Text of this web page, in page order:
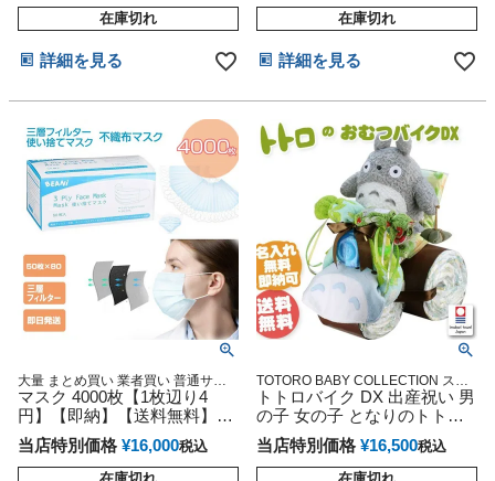
在庫切れ
詳細を見る
在庫切れ
詳細を見る
大量 まとめ買い 業者買い 普通サイ
ズ 大人 ますく mask PM2.5
マスク 4000枚【1枚辺り4
円】【即納】【送料無料】花
粉症対策 使い捨て レギュラ
ーサイズ
当店特別価格 ¥16,000税込
TOTORO BABY COLLECTION スタ
ジオジブリ アニメ キャラクター 出
産記念 御出産祝い 誕生日祝い
トトロバイク DX 出産祝い 男
の子 女の子 となりのトトロ
おむつケーキ 思い出 赤ちゃ
ん 子供 出産 マタニティ マタ
ニティフォト パパ ママ ベイ
当店特別価格 ¥16,500税込